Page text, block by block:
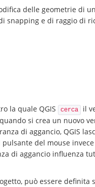
delle geometrie di
snapping e di raggio di
la quale QGIS cerca
il
si crea un nuovo
di aggancio, QGIS
del mouse
di aggancio influenza
può essere definita